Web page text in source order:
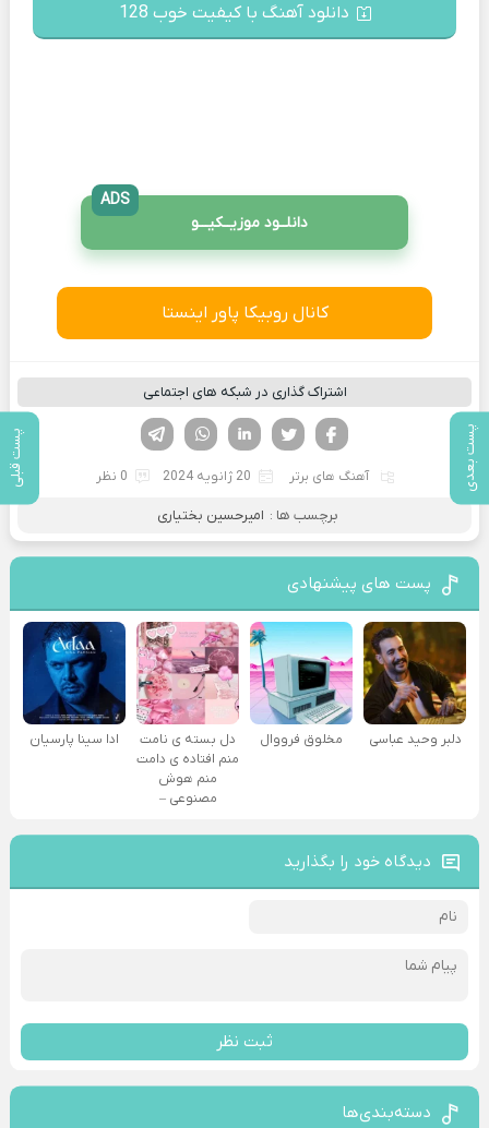
پست بعدی پست قبلی
دانلود آهنگ با کیفیت خوب 128
دانلــود موزیــکیـــو
ADS
کانال روبیکا پاور اینستا
اشتراک گذاری در شبکه های اجتماعی
لینکدین تویتر
فیسوک
آهنگ های برتر 20 ژانویه 2024 0 نظر
برچسب ها : امیرحسین بختیاری
پست های پیشنهادی
دلبر وحید عباسی مخلوق فرووال
دل بسته ی نامت
منم افتاده ی دامت
منم هوش
مصنوعی –
ادا سینا پارسیان
دیدگاه خود را بگذارید
ثبت نظر
دسته‌بندی‌ها